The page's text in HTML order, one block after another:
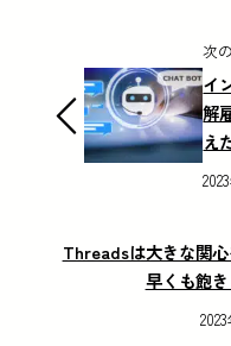
次
イ
解
え
Threadsは大きな関心
早くも飽